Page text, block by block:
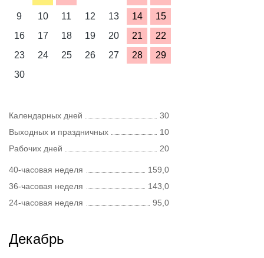
9
10 11 12 13 14
15
16
17 18 19 20 21
22
23
24 25 26 27 28
29
30
Календарных дней
30
Выходных и праздничных
10
Рабочих дней
20
40-часовая неделя
159,0
36-часовая неделя
143,0
24-часовая неделя
95,0
Декабрь